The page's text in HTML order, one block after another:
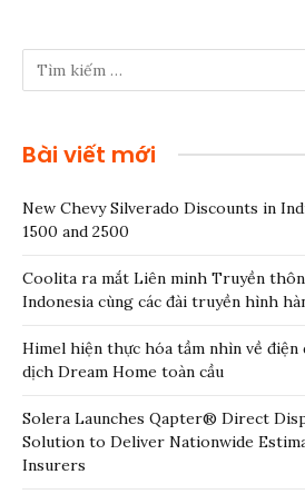
Bài viết mới
New Chevy Silverado Discounts in
1500 and 2500
Coolita ra mắt Liên minh Truyền
Indonesia cùng các đài truyền hình
Himel hiện thực hóa tầm nhìn về điện
dịch Dream Home toàn cầu
Solera Launches Qapter® Direct
Solution to Deliver Nationwide
Insurers